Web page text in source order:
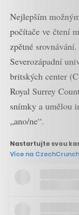
Nejlepším
počítače ve čtení
zpětné
Severozápadní
britských center
Royal Surrey
snímky a umělou
„ano/ne“.
Nastartujte svou
Více na